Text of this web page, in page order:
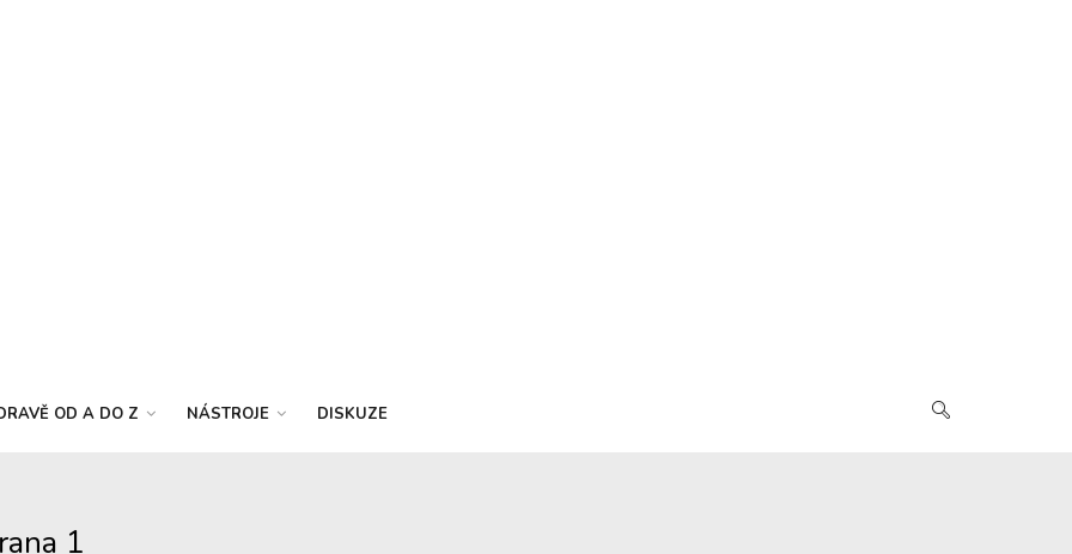
OD A DO Z NÁSTROJE DISKUZE
1